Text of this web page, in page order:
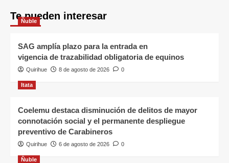
Te pueden interesar
Ñuble
SAG amplía plazo para la entrada en
vigencia de trazabilidad obligatoria de equinos
Quirihue 8 de agosto de 2026 0
Itata
Coelemu destaca disminución de delitos de mayor
connotación social y el permanente despliegue
preventivo de Carabineros
Quirihue 6 de agosto de 2026 0
Ñuble